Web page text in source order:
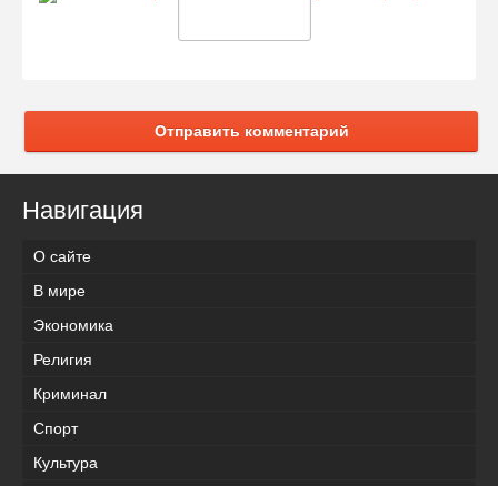
Отправить комментарий
Навигация
О сайте
В мире
Экономика
Религия
Криминал
Спорт
Культура